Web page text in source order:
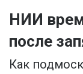
НИИ
после
Как